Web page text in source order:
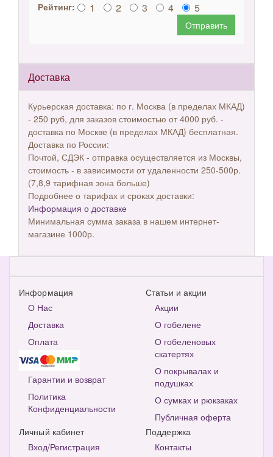
Рейтинг: 1 2 3 4 5
Отправить
Доставка
Курьерская доставка: по г. Москва (в пределах МКАД)
- 250 руб, для заказов стоимостью от 4000 руб. -
доставка по Москве (в пределах МКАД) бесплатная.
Доставка по России:
Почтой, СДЭК - отправка осуществляется из Москвы,
стоимость - в зависимости от удаленности 250-500р.
(7,8,9 тарифная зона больше)
Подробнее о тарифах и сроках доставки:
Информация о доставке
Минимальная сумма заказа в нашем интернет-
магазине 1000р.
Информация
О Нас
Доставка
Оплата
Гарантии и возврат
Политика
Конфиденциальности
Статьи и акции
Акции
О гобелене
О гобеленовых
скатертях
О покрывалах и
подушках
О сумках и рюкзаках
Публичная оферта
Личный кабинет
Вход/Регистрация
Поддержка
Контакты